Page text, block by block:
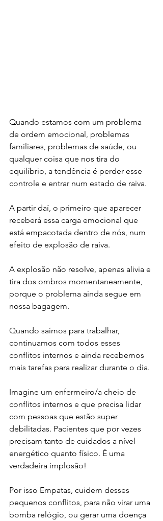
Quando estamos com um problema
de ordem emocional, problemas
familiares, problemas de saúde, ou
qualquer coisa que nos tira do
equilíbrio, a tendência é perder esse
controle e entrar num estado de raiva.
A partir daí, o primeiro que aparecer
receberá essa carga emocional que
está empacotada dentro de nós, num
efeito de explosão de raiva.
A explosão não resolve, apenas alivia e
tira dos ombros momentaneamente,
porque o problema ainda segue em
nossa bagagem.
Quando saímos para trabalhar,
continuamos com todos esses
conflitos internos e ainda recebemos
mais tarefas para realizar durante o dia.
Imagine um enfermeiro/a cheio de
conflitos internos e que precisa lidar
com pessoas que estão super
debilitadas. Pacientes que por vezes
precisam tanto de cuidados a nível
energético quanto físico. É uma
verdadeira implosão!
Por isso Empatas, cuidem desses
pequenos conflitos, para não virar uma
bomba relógio, ou gerar uma doença